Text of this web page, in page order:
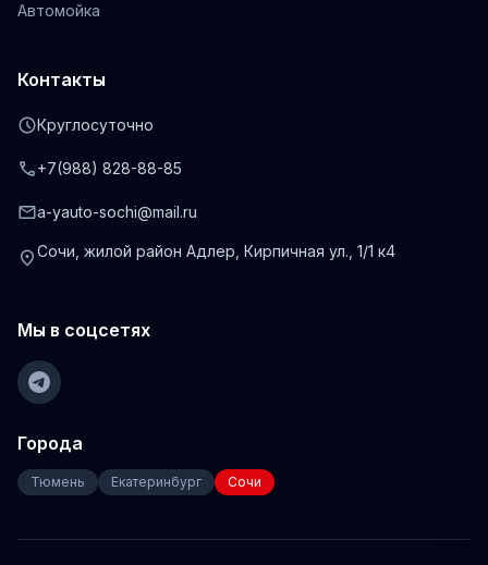
Автомойка
Контакты
scheduleКруглосуточно
phone+7(988) 828-88-85
maila-yauto-sochi@mail.ru
location_onСочи, жилой район Адлер, Кирпичная ул., 1/1 к4
Мы в соцсетях
Города
Тюмень Екатеринбург Сочи